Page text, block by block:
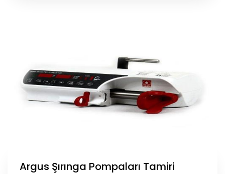
Argus Şırınga Pompaları Tamiri